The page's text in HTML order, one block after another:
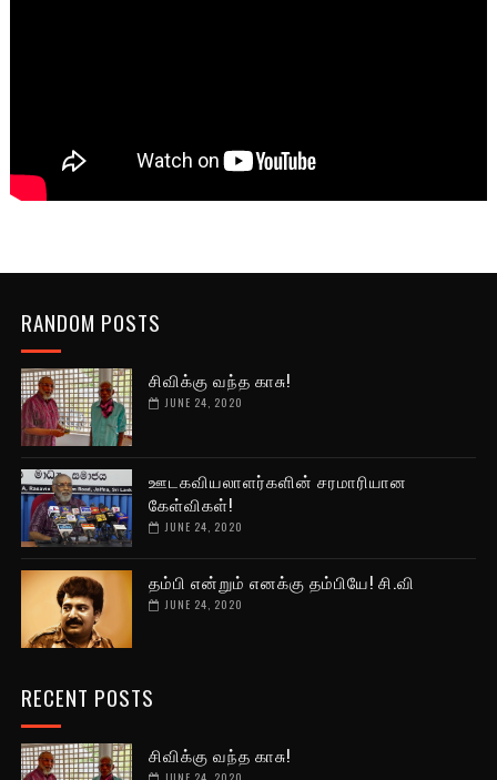
RANDOM POSTS
சிவிக்கு வந்த காசு!
JUNE 24, 2020
ஊடகவியலாளர்களின் சரமாரியான
கேள்விகள்!
JUNE 24, 2020
தம்பி என்றும் எனக்கு தம்பியே! சி.வி
JUNE 24, 2020
RECENT POSTS
சிவிக்கு வந்த காசு!